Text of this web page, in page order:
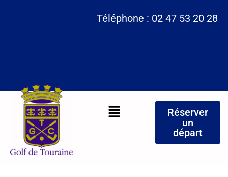
Téléphone : 02 47 53 20 28
Menu
Réserver
un
départ